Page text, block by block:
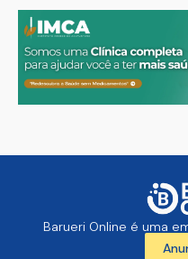
Barueri Online é uma